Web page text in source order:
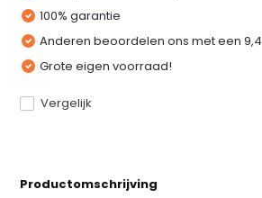
100% garantie
Anderen beoordelen ons met een 9,4
Grote eigen voorraad!
Vergelijk
Productomschrijving